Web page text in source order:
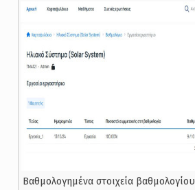
Βαθμολογημένα στοιχεία βαθμολογίου